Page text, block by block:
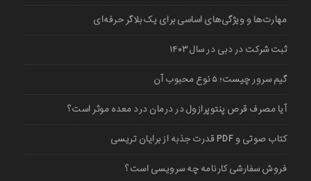
مهارت‌ها و ویژگی‌های اساسی برای یک بلاگر حرفه‌ای
ثبت شرکت در دبی در سال ۱۴۰۳
گیم سرور چیست؛ ۵ نوع محبوب آن
آیا مصرف قرص پنتوپرازول در درمان درد معده موثر است؟
کتاب صوتی و PDF قدرت جذبه از برایان تریسی
فروش سفارشی کارنامه چه سرویسی است؟